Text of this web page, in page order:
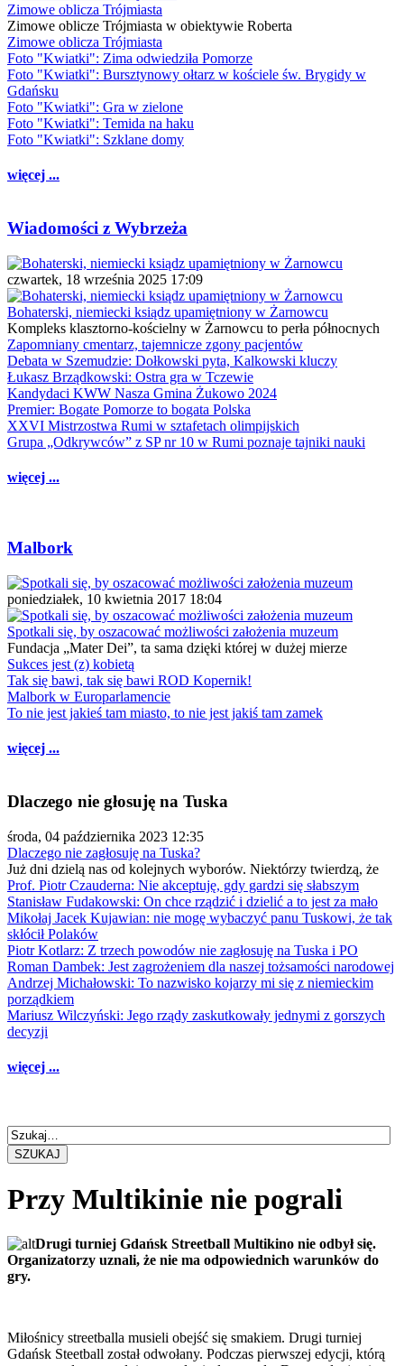
Zimowe oblicza Trójmiasta
Zimowe oblicze Trójmiasta w obiektywie Roberta
Zimowe oblicza Trójmiasta
Foto "Kwiatki": Zima odwiedziła Pomorze
Foto "Kwiatki": Bursztynowy ołtarz w kościele św. Brygidy w
Gdańsku
Foto "Kwiatki": Gra w zielone
Foto "Kwiatki": Temida na haku
Foto "Kwiatki": Szklane domy
więcej ...
Wiadomości z Wybrzeża
czwartek, 18 września 2025 17:09
Bohaterski, niemiecki ksiądz upamiętniony w Żarnowcu
Kompleks klasztorno-kościelny w Żarnowcu to perła północnych
Zapomniany cmentarz, tajemnicze zgony pacjentów
Debata w Szemudzie: Dołkowski pyta, Kalkowski kluczy
Łukasz Brządkowski: Ostra gra w Tczewie
Kandydaci KWW Nasza Gmina Żukowo 2024
Premier: Bogate Pomorze to bogata Polska
XXVI Mistrzostwa Rumi w sztafetach olimpijskich
Grupa „Odkrywców” z SP nr 10 w Rumi poznaje tajniki nauki
więcej ...
Malbork
poniedziałek, 10 kwietnia 2017 18:04
Spotkali się, by oszacować możliwości założenia muzeum
Fundacja „Mater Dei”, ta sama dzięki której w dużej mierze
Sukces jest (z) kobietą
Tak się bawi, tak się bawi ROD Kopernik!
Malbork w Europarlamencie
To nie jest jakieś tam miasto, to nie jest jakiś tam zamek
więcej ...
Dlaczego nie głosuję na Tuska
środa, 04 października 2023 12:35
Dlaczego nie zagłosuję na Tuska?
Już dni dzielą nas od kolejnych wyborów. Niektórzy twierdzą, że
Prof. Piotr Czauderna: Nie akceptuję, gdy gardzi się słabszym
Stanisław Fudakowski: On chce rządzić i dzielić a to jest za mało
Mikołaj Jacek Kujawian: nie mogę wybaczyć panu Tuskowi, że tak
skłócił Polaków
Piotr Kotlarz: Z trzech powodów nie zagłosuję na Tuska i PO
Roman Dambek: Jest zagrożeniem dla naszej tożsamości narodowej
Andrzej Michałowski: To nazwisko kojarzy mi się z niemieckim
porządkiem
Mariusz Wilczyński: Jego rządy zaskutkowały jednymi z gorszych
decyzji
więcej ...
SZUKAJ
Przy Multikinie nie pograli
Drugi turniej Gdańsk Streetball Multikino nie odbył się.
Organizatorzy uznali, że nie ma odpowiednich warunków do
gry.
Miłośnicy streetballa musieli obejść się smakiem. Drugi turniej
Gdańsk Steetball został odwołany. Podczas pierwszej edycji, którą